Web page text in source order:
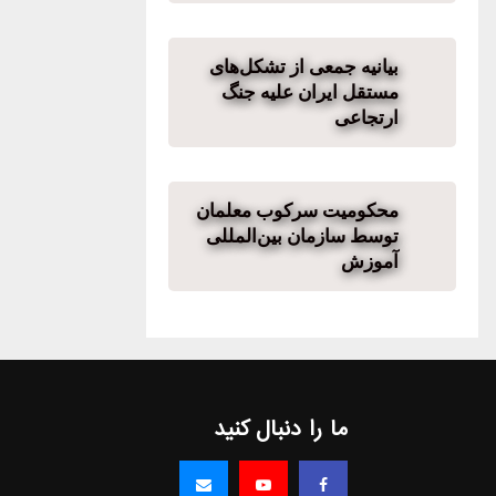
بیانیه‌ جمعی از تشکل‌های
مستقل ایران علیه جنگ
ارتجاعی
محکومیت سرکوب معلمان
توسط سازمان بین‌المللی
آموزش
ما را دنبال کنید